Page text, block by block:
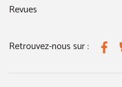
Revues
Retrouvez-nous sur :